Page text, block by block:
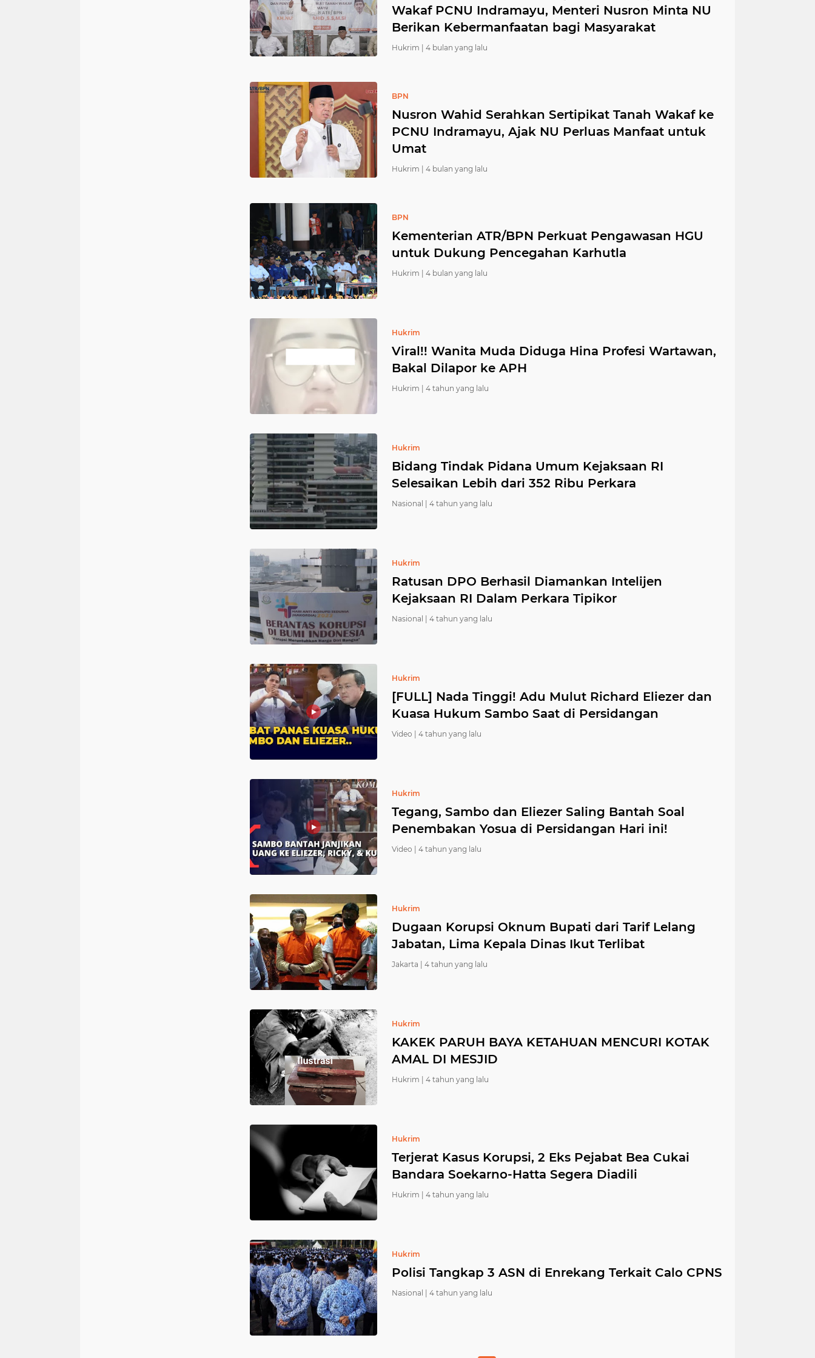
Wakaf PCNU Indramayu, Menteri Nusron Minta NU
Berikan Kebermanfaatan bagi Masyarakat
Hukrim | 4 bulan yang lalu
BPN
Nusron Wahid Serahkan Sertipikat Tanah Wakaf ke
PCNU Indramayu, Ajak NU Perluas Manfaat untuk
Umat
Hukrim | 4 bulan yang lalu
BPN
Kementerian ATR/BPN Perkuat Pengawasan HGU
untuk Dukung Pencegahan Karhutla
Hukrim | 4 bulan yang lalu
Hukrim
Viral!! Wanita Muda Diduga Hina Profesi Wartawan,
Bakal Dilapor ke APH
Hukrim | 4 tahun yang lalu
Hukrim
Bidang Tindak Pidana Umum Kejaksaan RI
Selesaikan Lebih dari 352 Ribu Perkara
Nasional | 4 tahun yang lalu
Hukrim
Ratusan DPO Berhasil Diamankan Intelijen
Kejaksaan RI Dalam Perkara Tipikor
Nasional | 4 tahun yang lalu
Hukrim
[FULL] Nada Tinggi! Adu Mulut Richard Eliezer dan
Kuasa Hukum Sambo Saat di Persidangan
Video | 4 tahun yang lalu
Hukrim
Tegang, Sambo dan Eliezer Saling Bantah Soal
Penembakan Yosua di Persidangan Hari ini!
Video | 4 tahun yang lalu
Hukrim
Dugaan Korupsi Oknum Bupati dari Tarif Lelang
Jabatan, Lima Kepala Dinas Ikut Terlibat
Jakarta | 4 tahun yang lalu
Hukrim
KAKEK PARUH BAYA KETAHUAN MENCURI KOTAK
AMAL DI MESJID
Hukrim | 4 tahun yang lalu
Hukrim
Terjerat Kasus Korupsi, 2 Eks Pejabat Bea Cukai
Bandara Soekarno-Hatta Segera Diadili
Hukrim | 4 tahun yang lalu
Hukrim
Polisi Tangkap 3 ASN di Enrekang Terkait Calo CPNS
Nasional | 4 tahun yang lalu